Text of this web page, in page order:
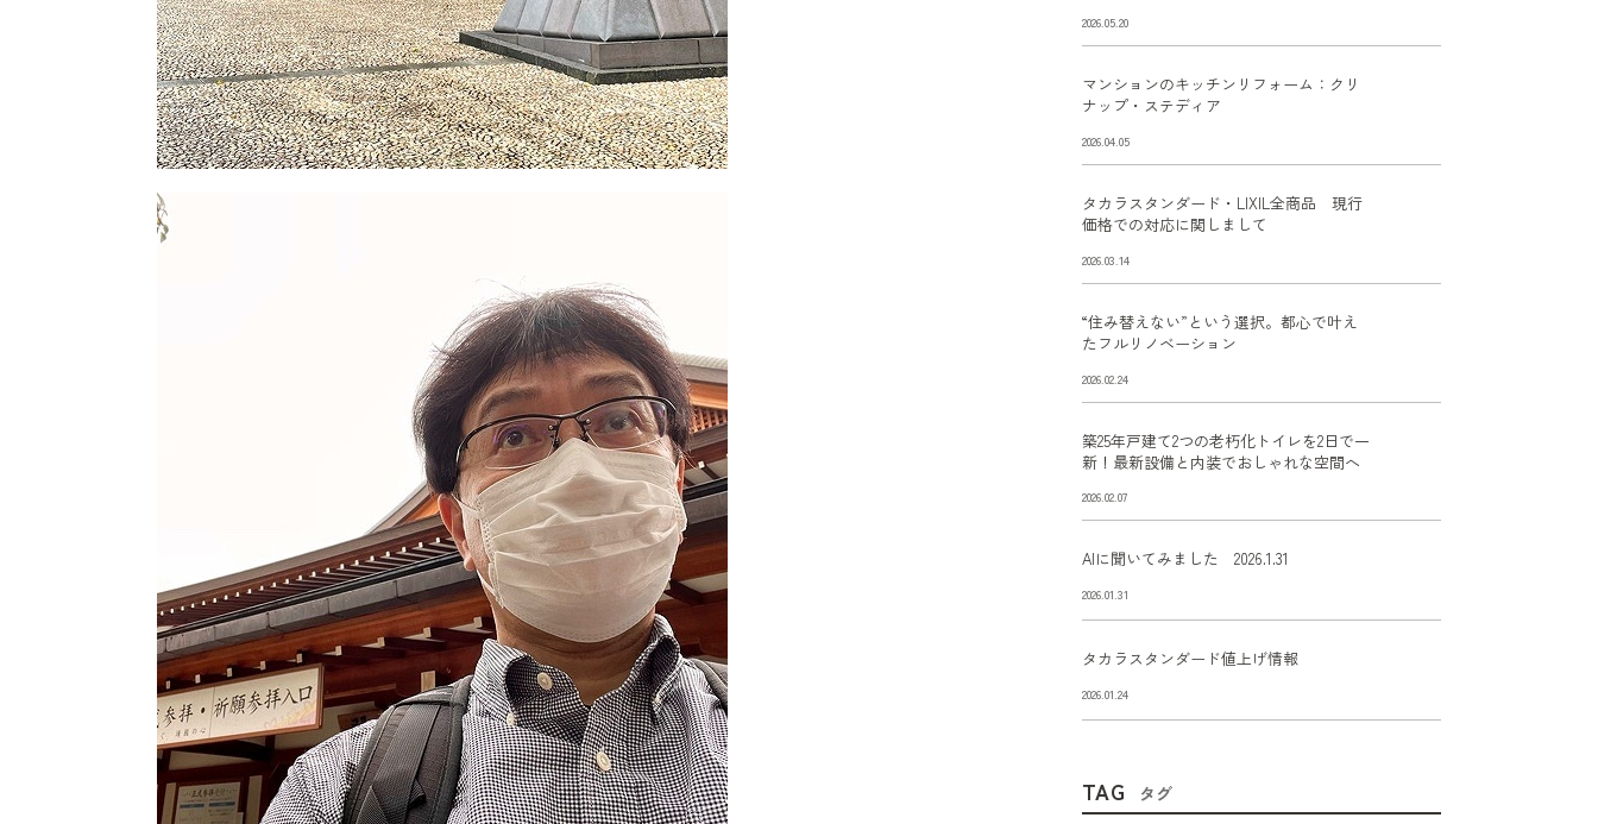
2026.05.20
マンションのキッチンリフォーム：クリ
ナップ・ステディア
2026.04.05
タカラスタンダード・LIXIL全商品 現行
価格での対応に関しまして
2026.03.14
“住み替えない”という選択。都心で叶え
たフルリノベーション
2026.02.24
築25年戸建て2つの老朽化トイレを2日で一
新！最新設備と内装でおしゃれな空間へ
2026.02.07
AIに聞いてみました 2026.1.31
2026.01.31
タカラスタンダード値上げ情報
2026.01.24
TAG タグ